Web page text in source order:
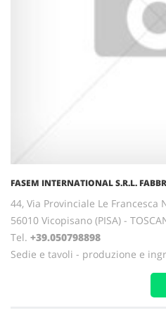
FASEM INTERNATIONAL S.R.L.
44, Via Provinciale Le Francesca
56010 Vicopisano (PISA) -
Tel. +39.050798898
Sedie e tavoli - produzione e